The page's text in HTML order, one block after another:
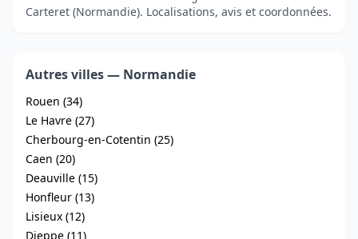
Carteret (Normandie). Localisations, avis et coordonnées.
Autres villes — Normandie
Rouen (34)
Le Havre (27)
Cherbourg-en-Cotentin (25)
Caen (20)
Deauville (15)
Honfleur (13)
Lisieux (12)
Dieppe (11)